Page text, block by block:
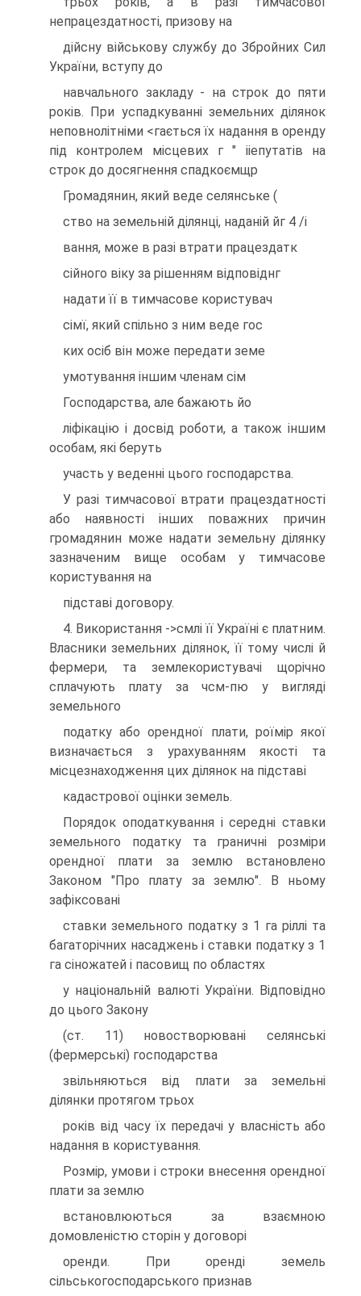
непрацездатностi, призову на
дiйсну вiйськову службу до Збройних Сил
України, вступу до
навчального закладу - на строк до пяти
рокiв. При успадкуваннi земельних дiлянок
неповнолiтнiми <гається їх надання в оренду
пiд контролем мiсцевих г " iiепутатiв на
строк до досягнення спадкоємщр
Громадянин, який веде селянське (
ство на земельнiй дiлянцi, наданiй йг 4 /i
вання, може в разi втрати працездатк
сiйного вiку за рiшенням вiдповiднг
надати її в тимчасове користувач
сiмї, який спiльно з ним веде гос
ких осiб вiн може передати земе
умотування iншим членам сiм
Господарства, але бажають йо
лiфiкацiю i досвiд роботи, а також iншим
особам, якi беруть
участь у веденнi цього господарства.
У разi тимчасової втрати працездатностi
або наявностi iнших поважних причин
громадянин може надати земельну дiлянку
зазначеним вище особам у тимчасове
користування на
пiдставi договору.
4. Використання ->смлi її Українi є платним.
Власники земельних дiлянок, її тому числi й
фермери, та землекористувачi щорiчно
сплачують плату за чсм-пю у виглядi
земельного
податку або орендної плати, роїмiр якої
визначається з урахуванням якостi та
мiсцезнаходження цих дiлянок на пiдставi
кадастрової оцiнки земель.
Порядок оподаткування i середнi ставки
земельного податку та граничнi розмiри
орендної плати за землю встановлено
Законом "Про плату за землю". В ньому
зафiксованi
ставки земельного податку з 1 га рiллi та
багаторiчних насаджень i ставки податку з 1
га сiножатей i пасовищ по областях
у нацiональнiй валютi України. Вiдповiдно
до цього Закону
(ст. 11) новостворюванi селянськi
(фермерськi) господарства
звiльняються вiд плати за земельнi
дiлянки протягом трьох
рокiв вiд часу їх передачi у власнiсть або
надання в користування.
Розмiр, умови i строки внесення орендної
плати за землю
встановлюються за взаємною
домовленiстю сторiн у договорi
оренди. При орендi земель
сiльськогосподарського признав